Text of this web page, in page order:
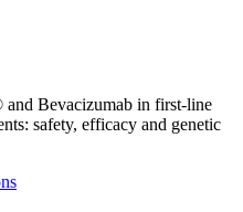
Bevacizumab in first-line
safety, efficacy and genetic